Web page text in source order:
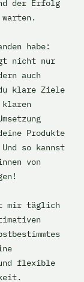
der Erfolg
habe:
nicht nur
auch
du klare Ziele
klaren
Produkte
so kannst
von
mir täglich
flexible